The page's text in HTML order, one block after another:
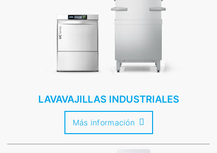
LAVAVAJILLAS INDUSTRIALES
Más información